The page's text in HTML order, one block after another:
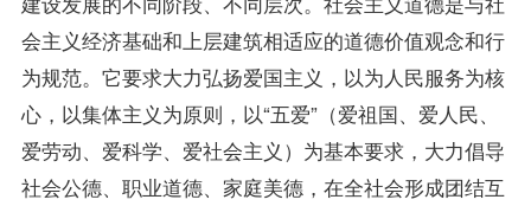
会主义经济基础和上层建筑相适应的道德价值观念和行
为规范。它要求大力弘扬爱国主义，以为人民服务为核
心，以集体主义为原则，以“五爱”（爱祖国、爱人民、
爱劳动、爱科学、爱社会主义）为基本要求，大力倡导
社会公德、职业道德、家庭美德，在全社会形成团结互